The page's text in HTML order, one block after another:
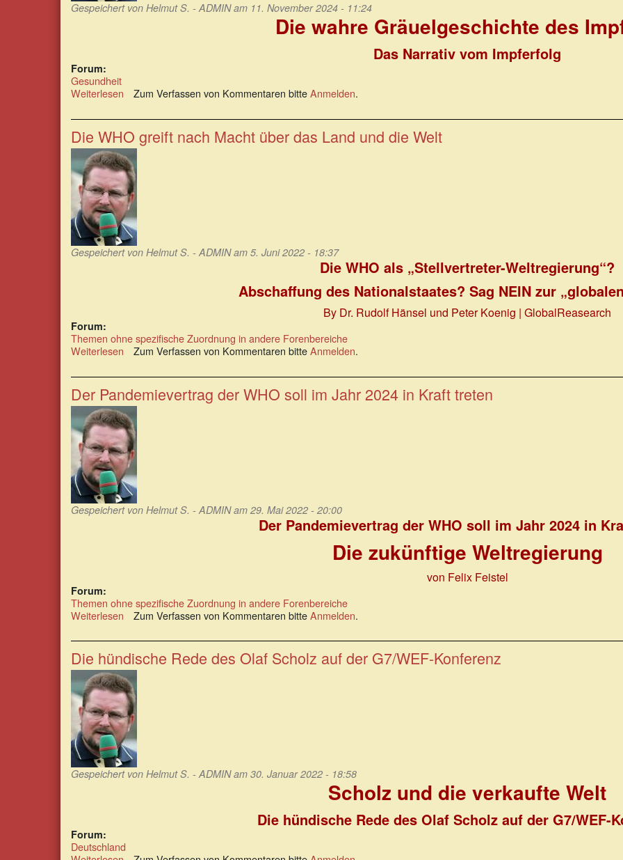
Gespeichert von Helmut S. - ADMINam 11. November 2024 - 11:24
Die wahre Gräuelgeschichte des
Das Narrativ vom Impferfolg
Forum:
Gesundheit
Weiterlesen über
wahre
Gräuelgeschichte
des
Impfens
Zum Verfassen von Kommentaren bitteAnmelden.
Die WHO greift nach Macht über das Land und die Welt
Gespeichert von Helmut S. - ADMINam 5. Juni 2022 - 18:37
Die WHO als „Stellvertreter-Weltregierung“?
Abschaffung des Nationalstaates? Sag NEIN zur
By Dr. Rudolf Hänsel und Peter Koenig | GlobalReasearch
Forum:
Themen ohne spezifische Zuordnung in andere Forenbereiche
Weiterlesen über
WHO
greift
nach
Macht
über
das
Land
und
die
Welt
Zum Verfassen von Kommentaren bitteAnmelden.
Der Pandemievertrag der WHO soll im Jahr 2024 in Kraft treten
Gespeichert von Helmut S. - ADMINam 29. Mai 2022 - 20:00
Der Pandemievertrag der WHO soll im Jahr 2024 in
Die zukünftige Weltregierung
von Felix Feistel
Forum:
Themen ohne spezifische Zuordnung in andere Forenbereiche
Weiterlesen über
Pandemievertrag
der
WHO
soll
im
Jahr
2024
in
Kraft
treten
Zum Verfassen von Kommentaren bitteAnmelden.
Die hündische Rede des Olaf Scholz auf der G7/WEF-Konferenz
Gespeichert von Helmut S. - ADMINam 30. Januar 2022 - 18:58
Scholz und die verkaufte Welt
Die hündische Rede des Olaf Scholz auf der G7/WEF-
Forum:
Deutschland